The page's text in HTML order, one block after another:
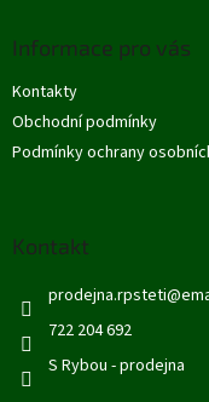
Informace pro vás
Kontakty
Obchodní podmínky
Podmínky ochrany
Kontakt
prodejna.rpsteti@
722 204 692
S Rybou - prodejna